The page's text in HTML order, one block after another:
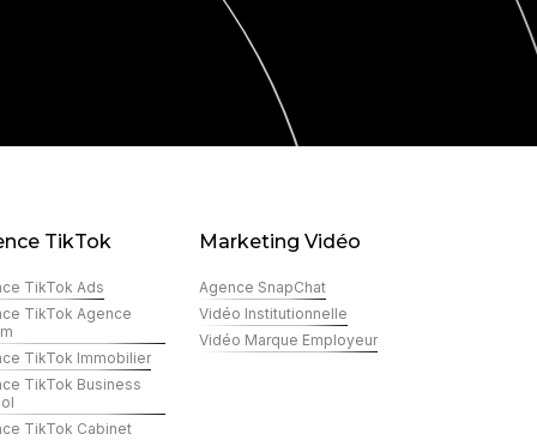
TikTok
TikTok Ads
TikTok Agence
TikTok Immobilier
TikTok Business
TikTok Cabinet
Marketing Vidéo
Agence SnapChat
Vidéo Institutionnelle
Vidéo Marque Employeur